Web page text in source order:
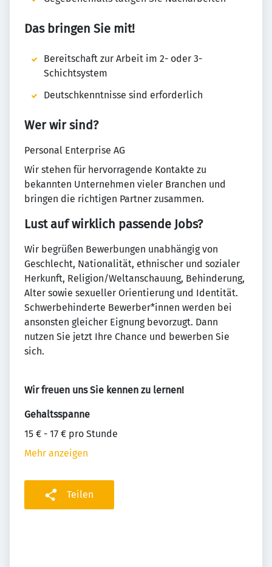
Das bringen Sie mit!
Bereitschaft zur Arbeit im 2- oder 3-
Schichtsystem
Deutschkenntnisse sind erforderlich
Wer wir sind?
Personal Enterprise AG
Wir stehen für hervorragende Kontakte zu
bekannten Unternehmen vieler Branchen und
bringen die richtigen Partner zusammen.
Lust auf wirklich passende Jobs?
Wir begrüßen Bewerbungen unabhängig von
Geschlecht, Nationalität, ethnischer und sozialer
Herkunft, Religion/Weltanschauung, Behinderung,
Alter sowie sexueller Orientierung und Identität.
Schwerbehinderte Bewerber*innen werden bei
ansonsten gleicher Eignung bevorzugt. Dann
nutzen Sie jetzt Ihre Chance und bewerben Sie
sich.
Wir freuen uns Sie kennen zu lernen!
Gehaltsspanne
15 € - 17 € pro Stunde
Mehr anzeigen
Teilen